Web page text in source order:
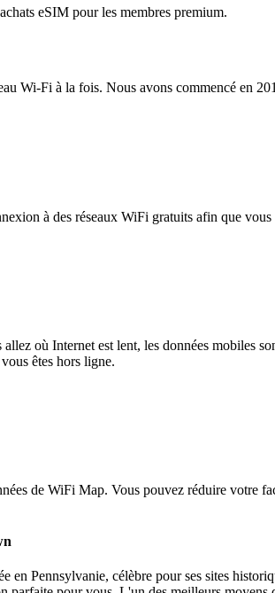
eSIM pour les membres premium.
Wi-Fi à la fois. Nous avons commencé en
à des réseaux WiFi gratuits afin que
où Internet est lent, les données mobiles
êtes hors ligne.
de WiFi Map. Vous pouvez réduire votre
en Pennsylvanie, célèbre pour ses sites